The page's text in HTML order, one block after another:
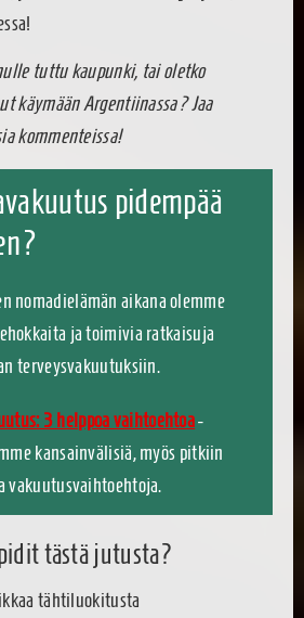
tuttu kaupunki, tai oletko
käymään Argentiinassa? Jaa
kommenteissa!
pidempää
nomadielämän aikana olemme
ja toimivia ratkaisuja
terveysvakuutuksiin.
3 helppoa vaihtoehtoa-
kansainvälisiä, myös pitkiin
vakuutusvaihtoehtoja.
tästä jutusta?
tähtiluokitusta